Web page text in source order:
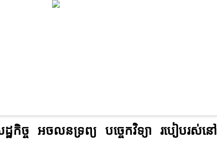
ឋកិច្ច អចលនទ្រព្យ បច្ចេកវិទ្យា របៀបរស់នៅ